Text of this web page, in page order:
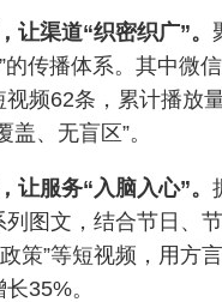
让渠道“织密织广”。
的传播体系。其中微
视频62条，累计播放
盖、无盲区”。
让服务“入脑入心”。
列图文，结合节日、
政策”等短视频，用
35%。